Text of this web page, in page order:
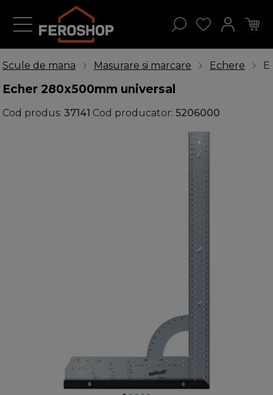
Scule de mana Masurare si marcare Echere
Echer 280x500mm universal
Cod produs: 37141 Cod producator: 5206000